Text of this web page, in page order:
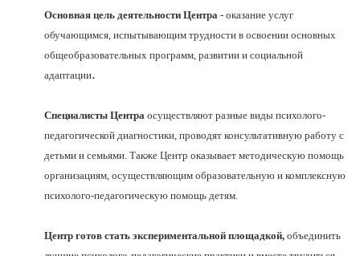
Основная цель деятельности Центра - оказание услуг
обучающимся, испытывающим трудности в освоении основных
общеобразовательных программ, развитии и социальной
адаптации.
Специалисты Центра осуществляют разные виды психолого-
педагогической диагностики, проводят консультативную работу с
детьми и семьями. Также Центр оказывает методическую помощь
организациям, осуществляющим образовательную и комплексную
психолого-педагогическую помощь детям.
Центр готов стать экспериментальной площадкой, объединить